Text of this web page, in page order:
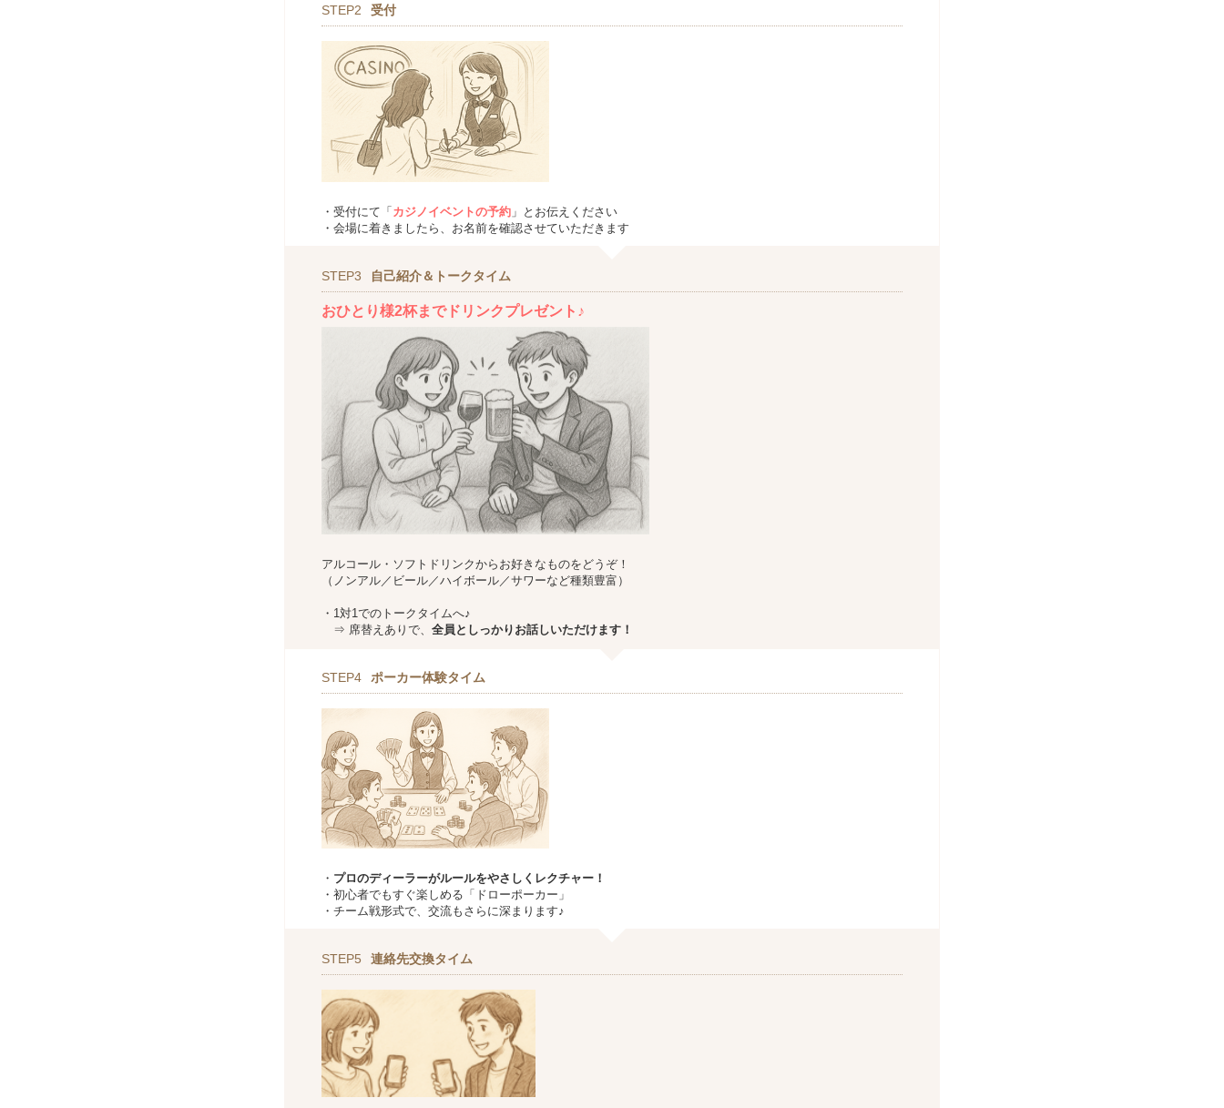
STEP2 受付
・受付にて「 カジノイベントの予約 」とお伝えください
・会場に着きましたら、お名前を確認させていただきます
STEP3 自己紹介＆トークタイム
おひとり様2杯までドリンクプレゼント♪
アルコール・ソフトドリンクからお好きなものをどうぞ！
（ノンアル／ビール／ハイボール／サワーなど種類豊富）
・1対1でのトークタイムへ♪
⇒ 席替えありで、 全員としっかりお話しいただけます！
STEP4 ポーカー体験タイム
・ プロのディーラーがルールをやさしくレクチャー！
・初心者でもすぐ楽しめる「ドローポーカー」
・チーム戦形式で、交流もさらに深まります♪
STEP5 連絡先交換タイム